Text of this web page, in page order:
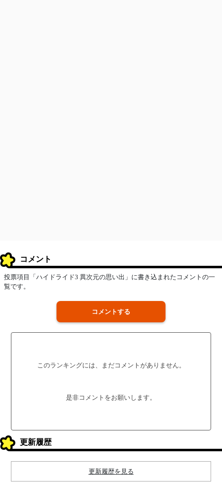
コメント
投票項目「ハイドライド3 異次元の思い出」に書き込まれたコメントの一
覧です。
コメントする
このランキングには、まだコメントがありません。
是非コメントをお願いします。
更新履歴
更新履歴を見る